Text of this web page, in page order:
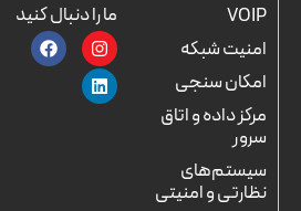
VOIP
امنیت شبکه
امکان سنجی
مرکز داده و اتاق
سرور
سیستم‌های
نظارتی و امنیتی
ما را دنبال کنید
I
n
s
t
a
F
a
c
L
i
n
k
e